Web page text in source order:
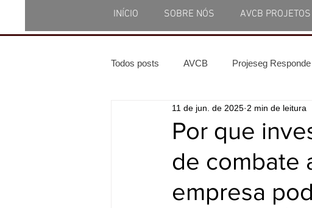
INÍCIO SOBRE NÓS AVCB
Todos posts AVCB Projeseg Responde
Por que
de combate
empresa
11 de jun. de 2025 2 min de leitura